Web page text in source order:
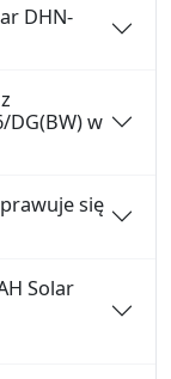
DHN-
DG(BW) w
się
Solar